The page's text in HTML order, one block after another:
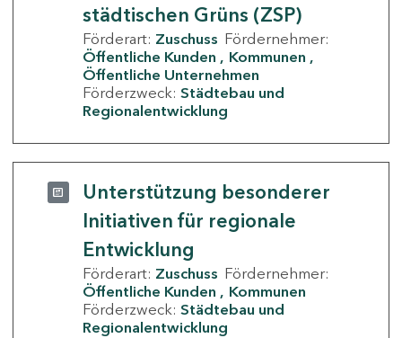
städtischen Grüns (ZSP)
Förderart: Zuschuss Fördernehmer:
Öffentliche Kunden
Kommunen
Öffentliche Unternehmen
Förderzweck: Städtebau und
Regionalentwicklung
Unterstützung besonderer
Initiativen für regionale
Entwicklung
Förderart: Zuschuss Fördernehmer:
Öffentliche Kunden
Kommunen
Förderzweck: Städtebau und
Regionalentwicklung